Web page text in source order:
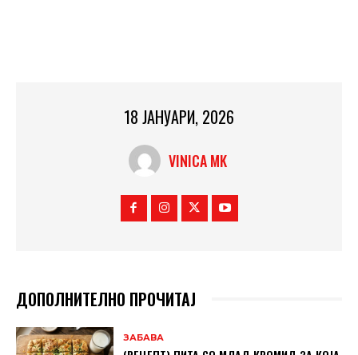
18 ЈАНУАРИ, 2026
VINICA MK
ДОПОЛНИТЕЛНО ПРОЧИТАЈ
ЗАБАВА